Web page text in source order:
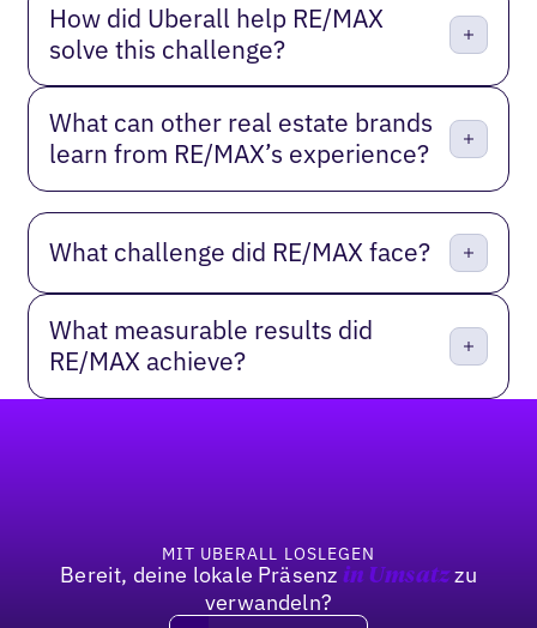
How did Uberall help RE/MAX
solve this challenge?
What can other real estate brands
learn from RE/MAX’s experience?
What challenge did RE/MAX face?
What measurable results did
RE/MAX achieve?
MIT UBERALL LOSLEGEN
Bereit, deine lokale Präsenz in Umsatzzu
verwandeln?